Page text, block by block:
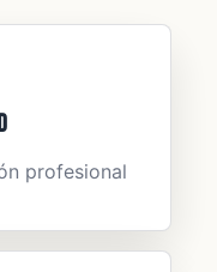
profesional